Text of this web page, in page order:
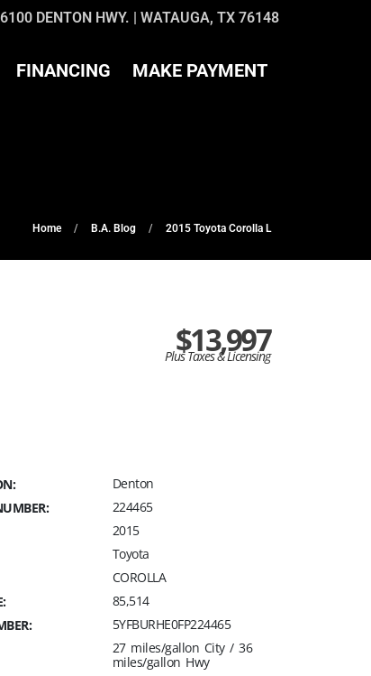
6100 DENTON HWY. | WATAUGA, TX 76148
FINANCING MAKE PAYMENT
Home B.A. Blog 2015 Toyota Corolla L
$13,997
Plus Taxes & Licensing
Denton
224465
2015
Toyota
COROLLA
85,514
5YFBURHE0FP224465
27 miles/gallon City / 36
miles/gallon Hwy